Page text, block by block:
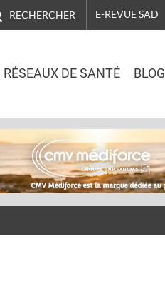
RECHERCHER E-REVUE SAD
RÉSEAUX DE SANTÉ BLOG